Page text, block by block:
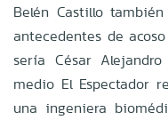
Belén Castillo
antecedentes de
sería César
medio El Espectador
una ingeniera